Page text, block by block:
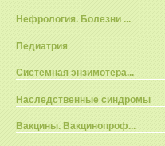
Нефрология. Болезни ...
Педиатрия
Системная энзимотера...
Наследственные синдромы
Вакцины. Вакцинопроф...